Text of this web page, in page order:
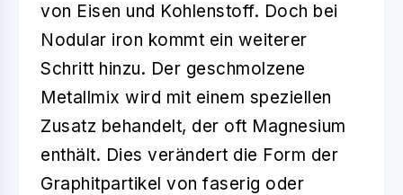
von Eisen und Kohlenstoff. Doch bei
Nodular iron kommt ein weiterer
Schritt hinzu. Der geschmolzene
Metallmix wird mit einem speziellen
Zusatz behandelt, der oft Magnesium
enthält. Dies verändert die Form der
Graphitpartikel von faserig oder